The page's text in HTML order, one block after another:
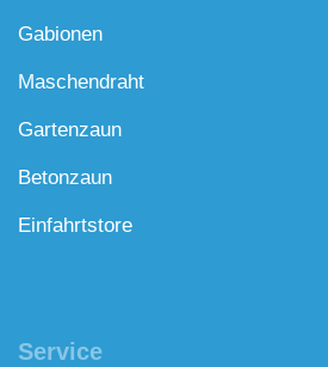
Gabionen
Maschendraht
Gartenzaun
Betonzaun
Einfahrtstore
Service